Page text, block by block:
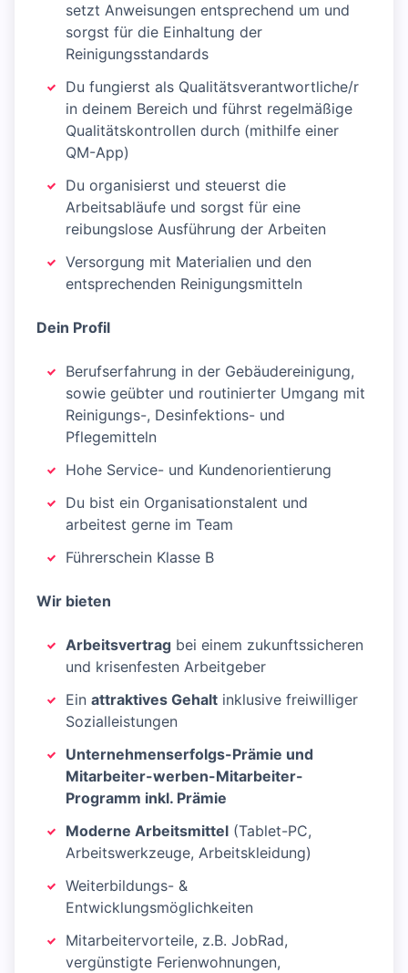
setzt Anweisungen entsprechend um und
sorgst für die Einhaltung der
Reinigungsstandards
Du fungierst als Qualitätsverantwortliche/r
in deinem Bereich und führst regelmäßige
Qualitätskontrollen durch (mithilfe einer
QM-App)
Du organisierst und steuerst die
Arbeitsabläufe und sorgst für eine
reibungslose Ausführung der Arbeiten
Versorgung mit Materialien und den
entsprechenden Reinigungsmitteln
Dein Profil
Berufserfahrung in der Gebäudereinigung,
sowie geübter und routinierter Umgang mit
Reinigungs-, Desinfektions- und
Pflegemitteln
Hohe Service- und Kundenorientierung
Du bist ein Organisationstalent und
arbeitest gerne im Team
Führerschein Klasse B
Wir bieten
Arbeitsvertrag bei einem zukunftssicheren
und krisenfesten Arbeitgeber
Ein attraktives Gehalt inklusive freiwilliger
Sozialleistungen
Unternehmenserfolgs-Prämie und
Mitarbeiter-werben-Mitarbeiter-
Programm inkl. Prämie
Moderne Arbeitsmittel (Tablet-PC,
Arbeitswerkzeuge, Arbeitskleidung)
Weiterbildungs- &
Entwicklungsmöglichkeiten
Mitarbeitervorteile, z.B. JobRad,
vergünstigte Ferienwohnungen,